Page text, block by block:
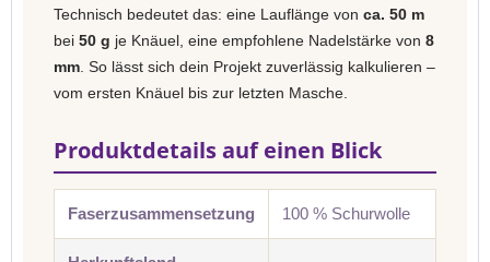
Technisch bedeutet das: eine Lauflänge von ca. 50 m
bei 50 g je Knäuel, eine empfohlene Nadelstärke von 8
mm . So lässt sich dein Projekt zuverlässig kalkulieren –
vom ersten Knäuel bis zur letzten Masche.
Produktdetails auf einen Blick
Faserzusammensetzung 100 % Schurwolle